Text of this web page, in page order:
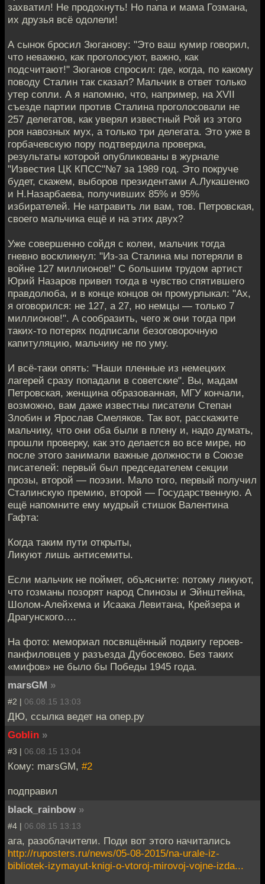
захватил! Не продохнуть! Но папа и мама Гозмана,
их друзья всё одолели!
А сынок бросил Зюганову: "Это ваш кумир говорил,
что неважно, как проголосуют, важно, как
подсчитают!" Зюганов спросил: где, когда, по какому
поводу Сталин так сказал? Мальчик в ответ только
утер сопли. А я напомню, что, например, на ХVII
съезде партии против Сталина проголосовали не
257 делегатов, как уверял известный Рой из этого
роя навозных мух, а только три делегата. Это уже в
горбачевскую пору подтвердила проверка,
результаты которой опубликованы в журнале
"Известия ЦК КПСС"№7 за 1989 год. Это покруче
будет, скажем, выборов президентами А.Лукашенко
и Н.Назарбаева, получивших 85% и 95%
избирателей. Не натравить ли вам, тов. Петровская,
своего мальчика ещё и на этих двух?
Уже совершенно сойдя с колеи, мальчик тогда
гневно воскликнул: "Из-за Сталина мы потеряли в
войне 127 миллионов!" С большим трудом артист
Юрий Назаров привел тогда в чувство спятившего
правдолюба, и в конце концов он промурлыкал: "Ах,
я оговорился: не 127, а 27, но немцы — только 7
миллионов!". А сообразить, чего ж они тогда при
таких-то потерях подписали безоговорочную
капитуляцию, мальчику не по уму.
И всё-таки опять: "Наши пленные из немецких
лагерей сразу попадали в советские". Вы, мадам
Петровская, женщина образованная, МГУ кончали,
возможно, вам даже известны писатели Степан
Злобин и Ярослав Смеляков. Так вот, расскажите
мальчику, что они оба были в плену и, надо думать,
прошли проверку, как это делается во все мире, но
после этого занимали важные должности в Союзе
писателей: первый был председателем секции
прозы, второй — поэзии. Мало того, первый получил
Сталинскую премию, второй — Государственную. А
ещё напомните ему мудрый стишок Валентина
Гафта:
Когда таким пути открыты,
Ликуют лишь антисемиты.
Если мальчик не поймет, объясните: потому ликуют,
что гозманы позорят народ Спинозы и Эйнштейна,
Шолом-Алейхема и Исаака Левитана, Крейзера и
Драгунского….
На фото: мемориал посвящённый подвигу героев-
панфиловцев у разъезда Дубосеково. Без таких
«мифов» не было бы Победы 1945 года.
marsGM »
#2 | 06.08.15 13:03
ДЮ, ссылка ведет на опер.ру
Goblin »
#3 | 06.08.15 13:04
Кому: marsGM, #2
подправил
black_rainbow »
#4 | 06.08.15 13:13
ага, разоблачители. Поди вот этого начитались
http://ruposters.ru/news/05-08-2015/na-urale-iz-
bibliotek-izymayut-knigi-o-vtoroj-mirovoj-vojne-izda...